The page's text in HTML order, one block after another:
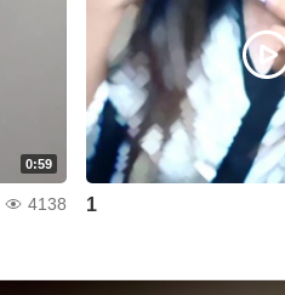
0:59
4138 1